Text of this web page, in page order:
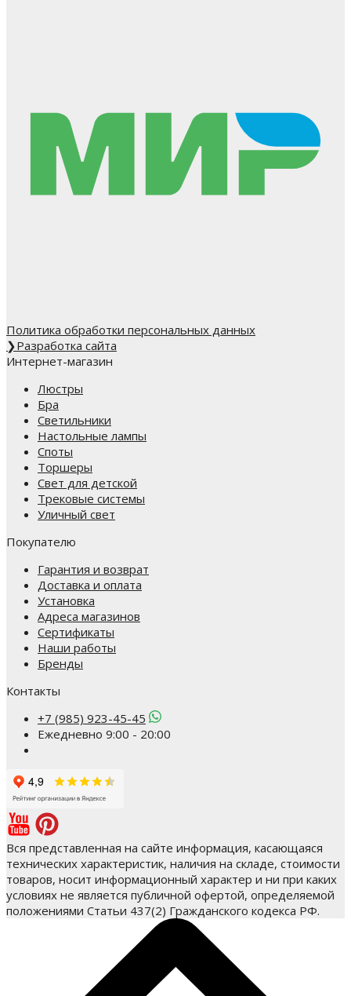
Политика обработки персональных данных
❯Разработка сайта
Интернет-магазин
Люстры
Бра
Светильники
Настольные лампы
Споты
Торшеры
Свет для детской
Трековые системы
Уличный свет
Покупателю
Гарантия и возврат
Доставка и оплата
Установка
Адреса магазинов
Сертификаты
Наши работы
Бренды
Контакты
+7 (985) 923-45-45
Ежедневно 9:00 - 20:00
Вся представленная на сайте информация, касающаяся
технических характеристик, наличия на складе, стоимости
товаров, носит информационный характер и ни при каких
условиях не является публичной офертой, определяемой
положениями Статьи 437(2) Гражданского кодекса РФ.